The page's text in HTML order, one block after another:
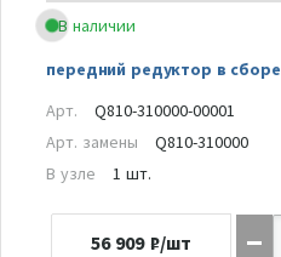
В наличии
передний редуктор в сборе
Арт.
Q810-310000-00001
Арт. замены
Q810-310000
В узле
1 шт.
56 909 ₽/шт